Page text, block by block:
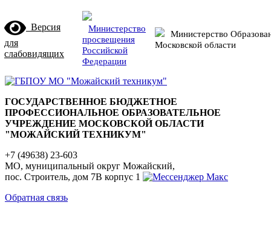
Версия
для
слабовидящих
Министерство
просвещения
Российской
Федерации
Министерство
Московской области
ГОСУДАРСТВЕННОЕ БЮДЖЕТНОЕ
ПРОФЕССИОНАЛЬНОЕ ОБРАЗОВАТЕЛЬНОЕ
УЧРЕЖДЕНИЕ МОСКОВСКОЙ ОБЛАСТИ
"МОЖАЙСКИЙ ТЕХНИКУМ"
+7 (49638) 23-603
МО, муниципальный округ Можайский,
пос. Строитель, дом 7В корпус 1
Обратная связь